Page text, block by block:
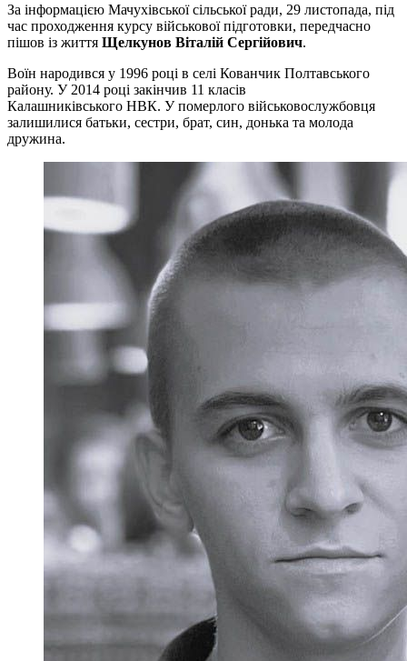
За інформацією Мачухівської сільської ради, 29 листопада, під
час проходження курсу військової підготовки, передчасно
пішов із життя Щелкунов Віталій Сергійович.
Воїн народився у 1996 році в селі Кованчик Полтавського
району. У 2014 році закінчив 11 класів
Калашниківського НВК. У померлого військовослужбовця
залишилися батьки, сестри, брат, син, донька та молода
дружина.